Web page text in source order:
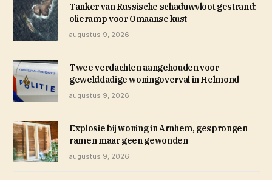
Tanker van Russische schaduwvloot gestrand:
olieramp voor Omaanse kust
augustus 9, 2026
Twee verdachten aangehouden voor
gewelddadige woningoverval in Helmond
augustus 9, 2026
Explosie bij woning in Arnhem, gesprongen
ramen maar geen gewonden
augustus 9, 2026